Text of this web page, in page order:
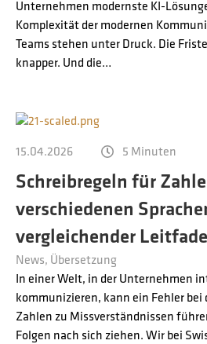
Unternehmen modernste KI-
Komplexität der modernen
Teams stehen unter Druck. Die
knapper. Und die…
15.04.2026 5 Minuten
Schreibregeln für
verschiedenen
vergleichender
News Übersetzung
In einer Welt, in der Unternehmen
kommunizieren, kann ein Fehler bei
Zahlen zu Missverständnissen
Folgen nach sich ziehen. Wir bei